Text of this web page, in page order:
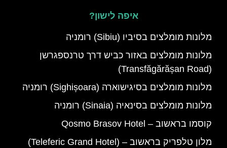
איפה לישון?
מלונות מומלצים בסיביו (Sibiu) רומניה
מלונות מומלצים באזור כביש דרך טרנספגרשן
(Transfăgărășan Road)
מלונות מומלצים בסיגישוארה (Sighișoara) רומניה
מלונות מומלצים בסינאיה (Sinaia) רומניה
קוסמו בראשוב – Qosmo Brasov Hotel
מלון טלפריק בראשוב – (Teleferic Grand Hotel)